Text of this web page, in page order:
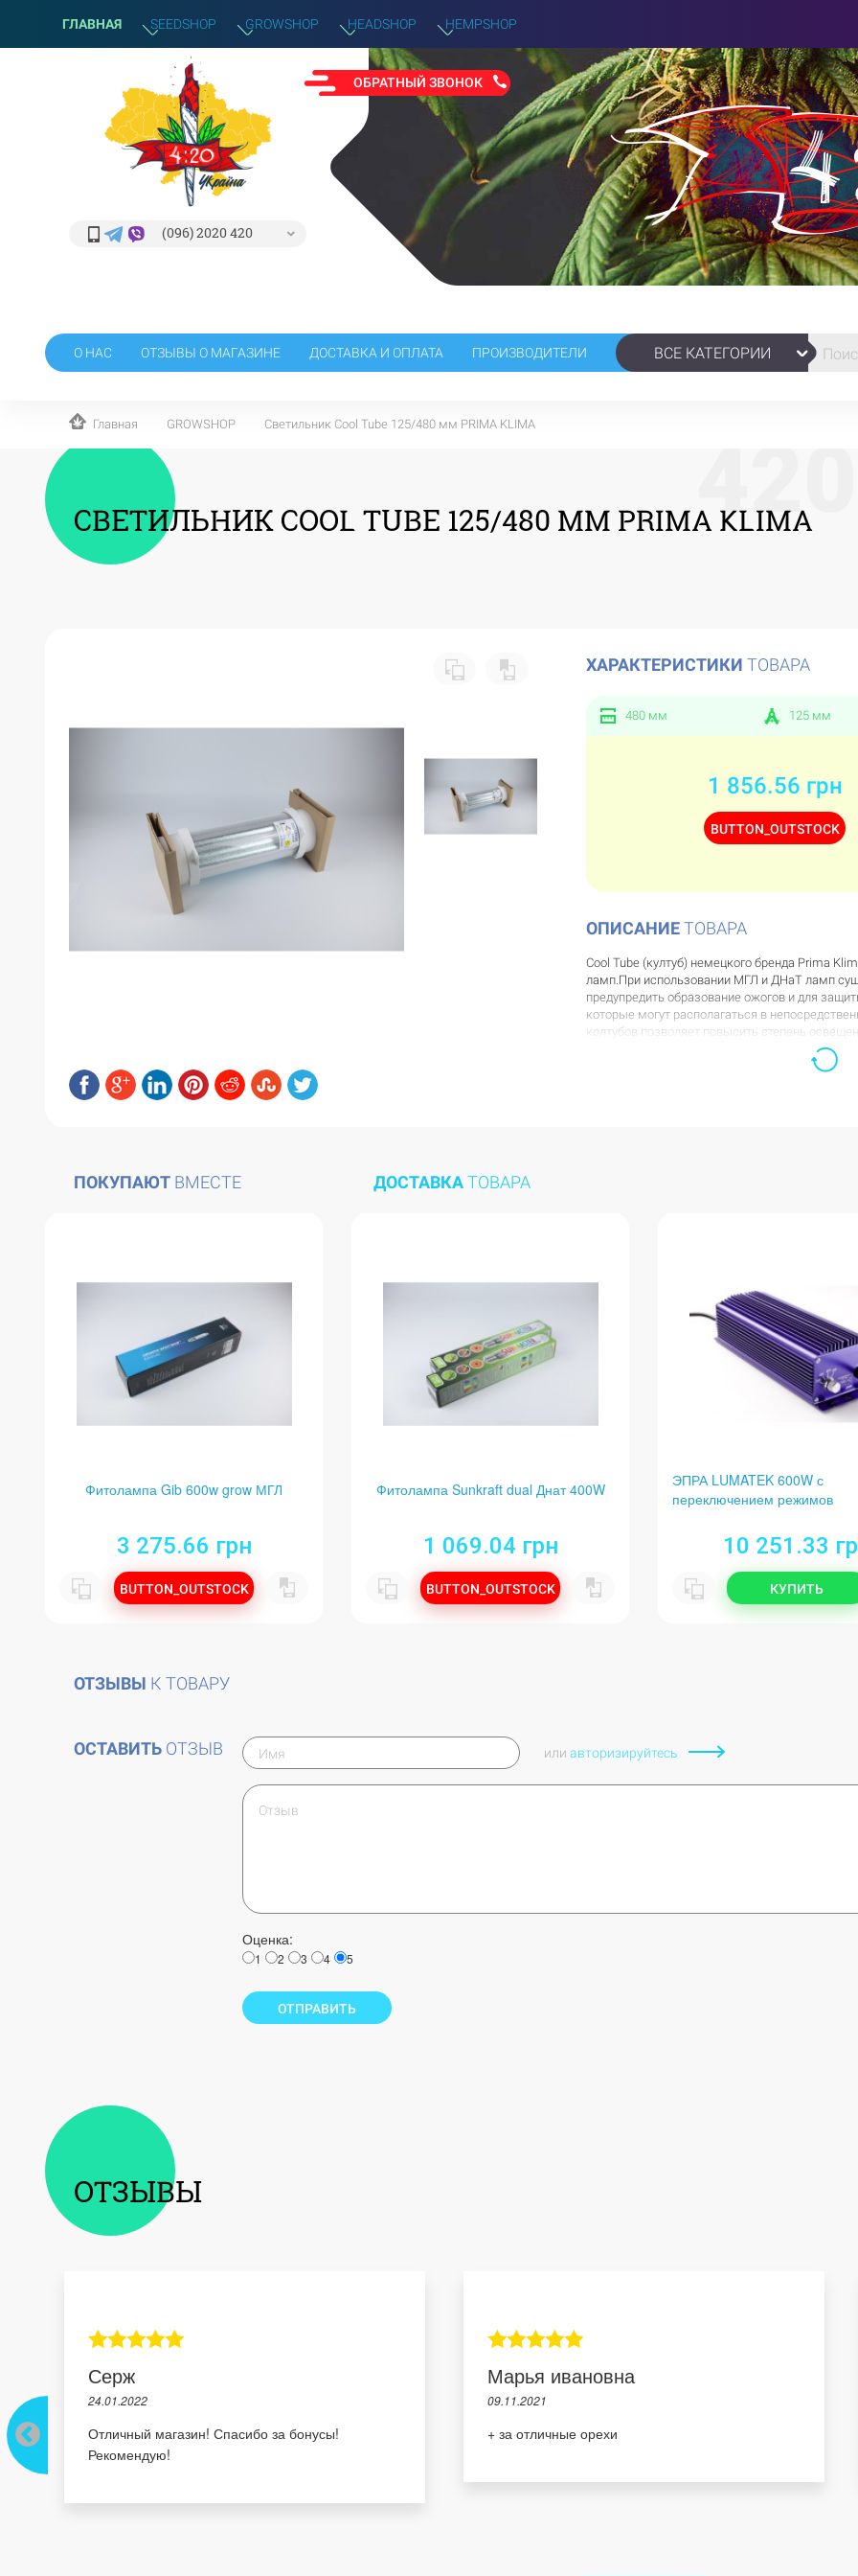
ГЛАВНАЯ SEEDSHOP GROWSHOP HEADSHOP HEMPSHOP
ОБРАТНЫЙ ЗВОНОК
(096) 2020 420
О НАС ОТЗЫВЫ О МАГАЗИНЕ ДОСТАВКА И ОПЛАТА ПРОИЗВОДИТЕЛИ ВСЕ КАТЕГОРИИ
Главная GROWSHOP Светильник Cool Tube 125/480 мм PRIMA KLIMA
СВЕТИЛЬНИК COOL TUBE 125/480 ММ PRIMA KLIMA
420
ХАРАКТЕРИСТИКИ ТОВАРА
480 мм 125 мм
1 856.56 грн
BUTTON_OUTSTOCK
ОПИСАНИЕТОВАРА
Cool Tube (култуб) немецкого бренда Prima
ламп.При использовании МГЛ и ДНаТ ламп
предупредить образование ожогов и для
которые могут располагаться в
колтубов позволяет повысить степень
Установка Cool Tube - идеальное решение
закаленного высококачественного
ПОКУПАЮТ ВМЕСТЕ ДОСТАВКАТОВАРА
Фитолампа Gib 600w grow МГЛ
3 275.66 грн
BUTTON_OUTSTOCK
Фитолампа Sunkraft dual Днат 400W
1 069.04 грн
BUTTON_OUTSTOCK
ЭПРА LUMATEK 600W с
переключением режимов
10 251.33
КУПИТЬ
ОТЗЫВЫ К ТОВАРУ
ОСТАВИТЬ ОТЗЫВ или авторизируйтесь
Оценка:
1 2 3 4 5
ОТПРАВИТЬ
ОТЗЫВЫ
Серж
24.01.2022
Отличный магазин! Спасибо за бонусы!
Рекомендую!
Марья ивановна
09.11.2021
+ за отличные орехи